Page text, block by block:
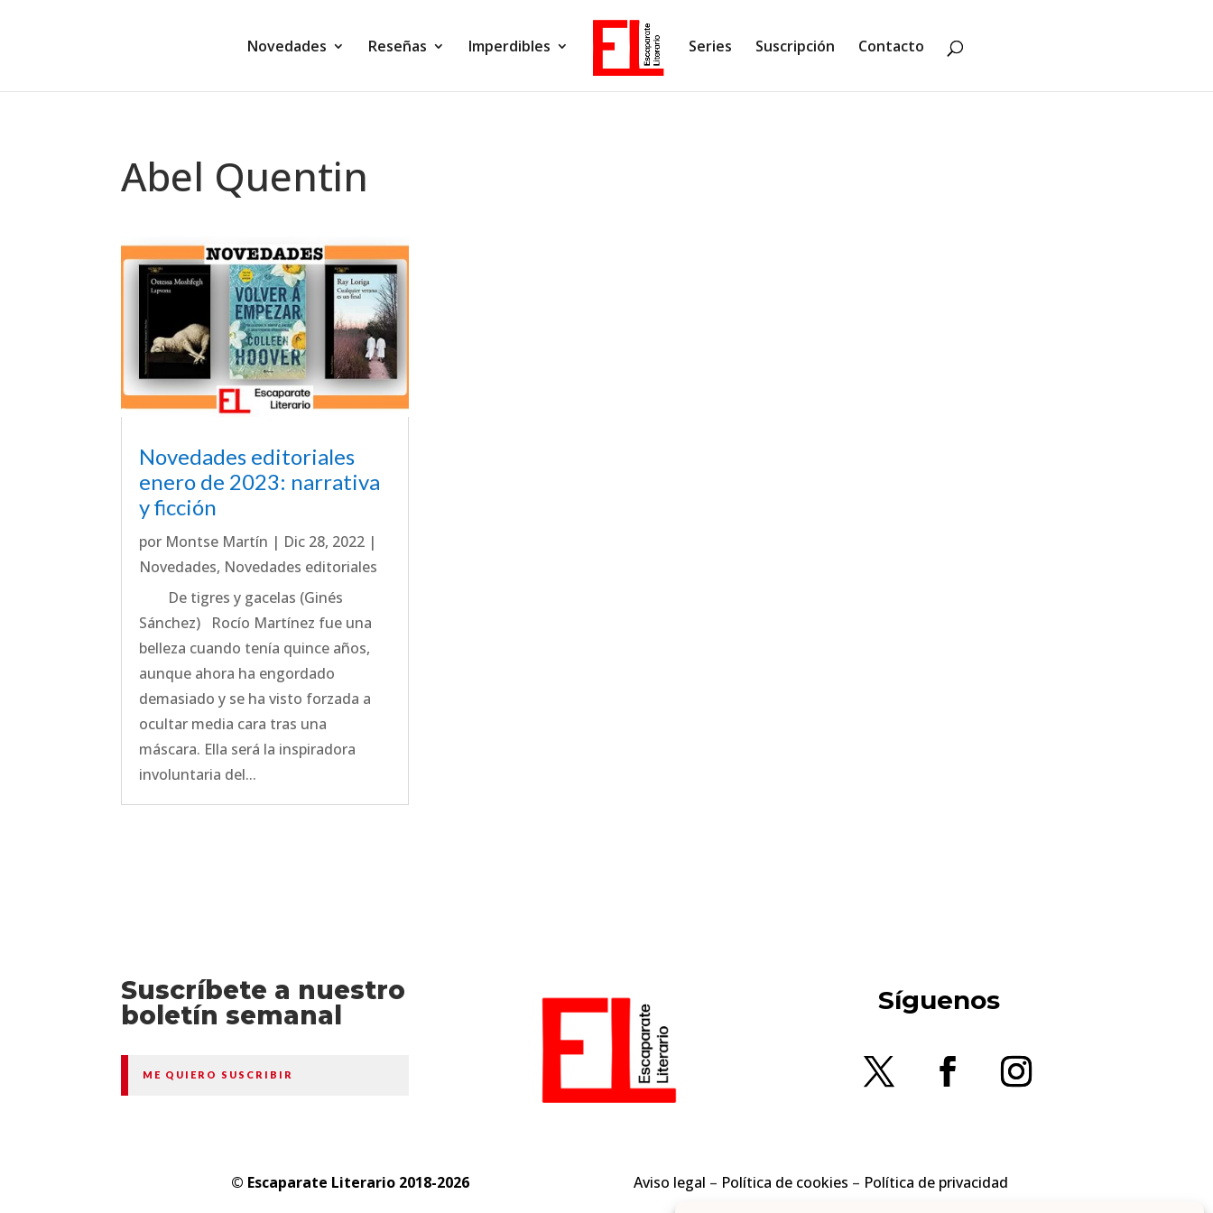
Novedades Reseñas Imperdibles Series Suscripción Contacto
Abel Quentin
Novedades editoriales
enero de 2023: narrativa
y ficción
por Montse Martín | Dic 28, 2022 |
Novedades, Novedades editoriales
De tigres y gacelas (Ginés
Sánchez) Rocío Martínez fue una
belleza cuando tenía quince años,
aunque ahora ha engordado
demasiado y se ha visto forzada a
ocultar media cara tras una
máscara. Ella será la inspiradora
involuntaria del...
Suscríbete a nuestro
boletín semanal
ME QUIERO SUSCRIBIR
Síguenos
© Escaparate Literario 2018-2026 Aviso legal – Política de cookies – Política de privacidad